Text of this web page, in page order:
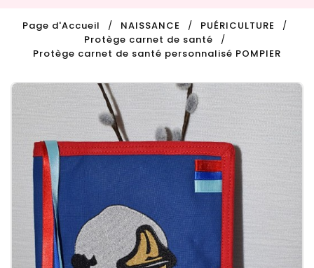
Page d'Accueil NAISSANCE
PUÉRICULTURE
Protège carnet de santé
Protège carnet de santé personnalisé POMPIER